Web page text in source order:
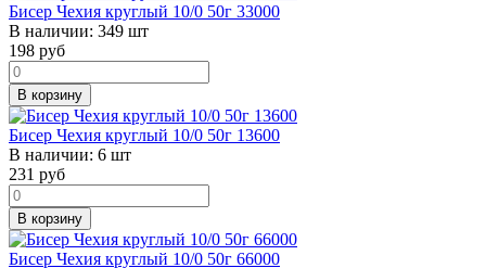
Бисер Чехия круглый 10/0 50г 33000
В наличии: 349 шт
198 руб
В корзину
Бисер Чехия круглый 10/0 50г 13600
В наличии: 6 шт
231 руб
В корзину
Бисер Чехия круглый 10/0 50г 66000